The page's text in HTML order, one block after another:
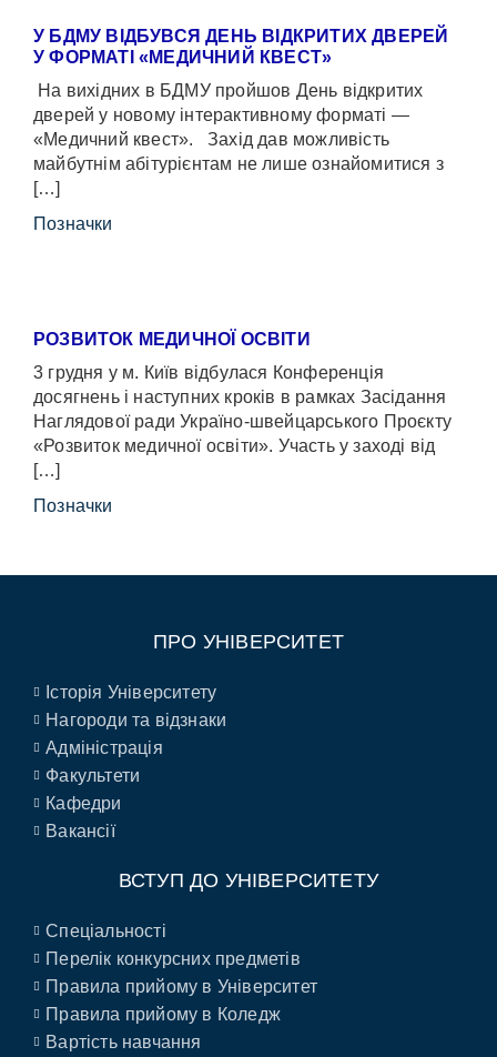
У БДМУ ВІДБУВСЯ ДЕНЬ ВІДКРИТИХ ДВЕРЕЙ
У ФОРМАТІ «МЕДИЧНИЙ КВЕСТ»
На вихідних в БДМУ пройшов День відкритих
дверей у новому інтерактивному форматі —
«Медичний квест». Захід дав можливість
майбутнім абітурієнтам не лише ознайомитися з
[…]
Позначки
РОЗВИТОК МЕДИЧНОЇ ОСВІТИ
3 грудня у м. Київ відбулася Конференція
досягнень і наступних кроків в рамках Засідання
Наглядової ради Україно-швейцарського Проєкту
«Розвиток медичної освіти». Участь у заході від
[…]
Позначки
ПРО УНІВЕРСИТЕТ
Історія Університету
Нагороди та відзнаки
Адміністрація
Факультети
Кафедри
Вакансії
ВСТУП ДО УНІВЕРСИТЕТУ
Спеціальності
Перелік конкурсних предметів
Правила прийому в Університет
Правила прийому в Коледж
Вартість навчання